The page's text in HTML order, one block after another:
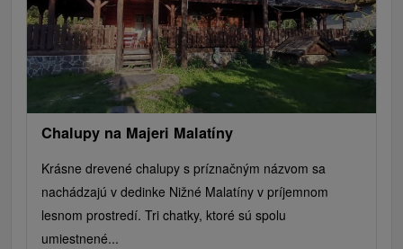
Chalupy na Majeri Malatíny
Krásne drevené chalupy s príznačným názvom sa
nachádzajú v dedinke Nižné Malatíny v príjemnom
lesnom prostredí. Tri chatky, ktoré sú spolu
umiestnené...